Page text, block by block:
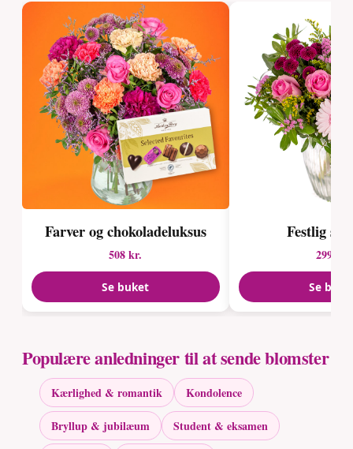
Farver og chokolade­luksus
508 kr.
Se buket
Festlig
299 kr.
Se
Populære anledninger til at sende blomster
Kærlighed & romantik
Kondolence
Bryllup & jubilæum
Student & eksamen